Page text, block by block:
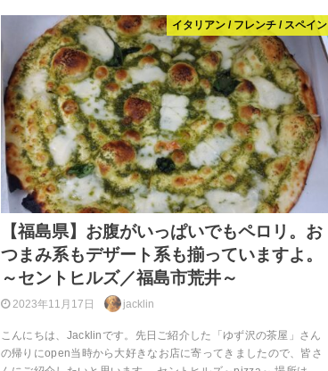
イタリアン / フレンチ / スペイン
【福島県】お腹がいっぱいでもペロリ。お
つまみ系もデザート系も揃っていますよ。
～セントヒルズ／福島市荒井～
2023年11月17日 jacklin
こんにちは、Jacklinです。先日ご紹介した「ゆず沢の茶屋」さん
の帰りにopen当時から大好きなお店に寄ってきましたので、皆さ